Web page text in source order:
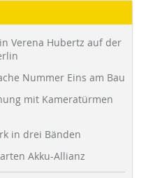
Verena Hubertz auf der
Nummer Eins am Bau
mit Kameratürmen
in drei Bänden
Akku-Allianz